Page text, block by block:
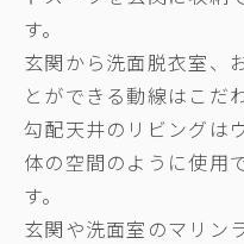
す。
玄関から洗面脱衣室、
とができる動線はこだ
勾配天井のリビングは
体の空間のように使用
す。
玄関や洗面室のマリン